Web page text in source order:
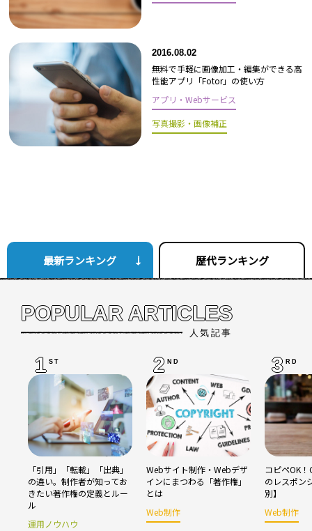
2016.08.02
無料で手軽に画像加工・編集ができる高
性能アプリ「Fotor」の使い方
アプリ・Webサービス
写真撮影・画像補正
最新ランキング 歴代ランキング
POPULAR ARTICLES
人気記事
1 ST
「引用」「転載」「出典」
の違い。制作者が知ってお
きたい著作権の定義とルー
ル
運用ノウハウ
2 ND
Webサイト制作・Webデザ
インにまつわる「著作権」
とは
Web制作
3 RD
コピペOK
のレスポン
別】
Web制作